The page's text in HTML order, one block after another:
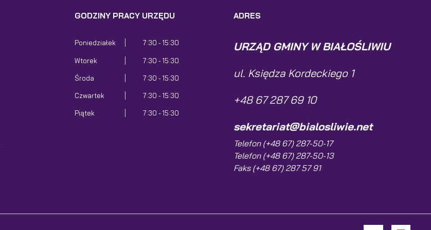
GODZINY PRACY URZĘDU
Poniedziałek 7:30 - 15:30
Wtorek 7:30 - 15:30
Środa 7:30 - 15:30
Czwartek 7:30 - 15:30
Piątek 7:30 - 15:30
ADRES
URZĄD GMINY W BIAŁOŚLIWIU
ul. Księdza Kordeckiego 1
+48 67 287 69 10
sekretariat@bialosliwie.net
Telefon (+48 67) 287-50-17
Telefon (+48 67) 287-50-13
Faks (+48 67) 287 57 91